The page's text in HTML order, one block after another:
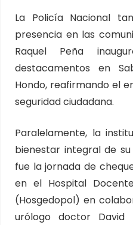
La Policía Nacional
presencia en las
Raquel Peña
destacamentos en
Hondo, reafirmando el
seguridad ciudadana.
Paralelamente, la
bienestar integral de
fue la jornada de
en el Hospital
(Hosgedopol) en
urólogo doctor David